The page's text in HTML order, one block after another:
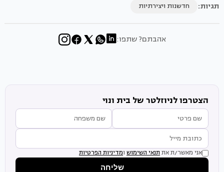
תגיות: חדשנות ויצירתיות
אהבתם? שתפו:
הצטרפו לניוזלטר של בית ונוי
אני מאשר/ת את תנאי השימוש ומדיניות הפרטיות
שליחה